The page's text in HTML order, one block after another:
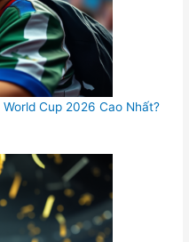
Cup 2026 Cao Nhất?